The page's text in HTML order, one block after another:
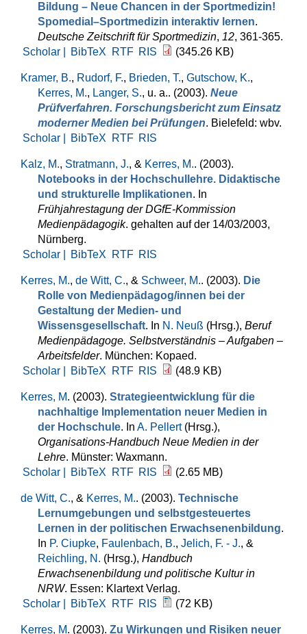
Bildung – Neue Chancen in der Sportmedizin!
Spomedial–Sportmedizin interaktiv lernen.
Deutsche Zeitschrift für Sportmedizin, 12, 361-365.
Scholar |
BibTeX RTF RIS (345.26 KB)
Kramer, B., Rudorf, F., Brieden, T., Gutschow, K.,
Kerres, M., Langer, S., u. a.. (2003). Neue
Prüfverfahren. Forschungsbericht zum Einsatz
moderner Medien bei Prüfungen. Bielefeld: wbv.
Scholar |
BibTeX RTF RIS
Kalz, M., Stratmann, J., & Kerres, M.. (2003).
Notebooks in der Hochschullehre. Didaktische
und strukturelle Implikationen. In
Frühjahrestagung der DGfE-Kommission
Medienpädagogik. gehalten auf der 14/03/2003,
Nürnberg.
Scholar |
BibTeX RTF RIS
Kerres, M., de Witt, C., & Schweer, M.. (2003). Die
Rolle von Medienpädagog/innen bei der
Gestaltung der Medien- und
Wissensgesellschaft. In N. Neuß (Hrsg.), Beruf
Medienpädagoge. Selbstverständnis – Aufgaben –
Arbeitsfelder. München: Kopaed.
Scholar |
BibTeX RTF RIS (48.9 KB)
Kerres, M. (2003). Strategieentwicklung für die
nachhaltige Implementation neuer Medien in
der Hochschule. In A. Pellert(Hrsg.),
Organisations-Handbuch Neue Medien in der
Lehre. Münster: Waxmann.
Scholar |
BibTeX RTF RIS (2.65 MB)
de Witt, C., & Kerres, M.. (2003). Technische
Lernumgebungen und selbstgesteuertes
Lernen in der politischen Erwachsenenbildung.
In P. Ciupke, Faulenbach, B., Jelich, F. - J., &
Reichling, N. (Hrsg.), Handbuch
Erwachsenenbildung und politische Kultur in
NRW. Essen: Klartext Verlag.
Scholar |
BibTeX RTF RIS (72 KB)
Kerres, M. (2003). Zu Wirkungen und Risiken neuer